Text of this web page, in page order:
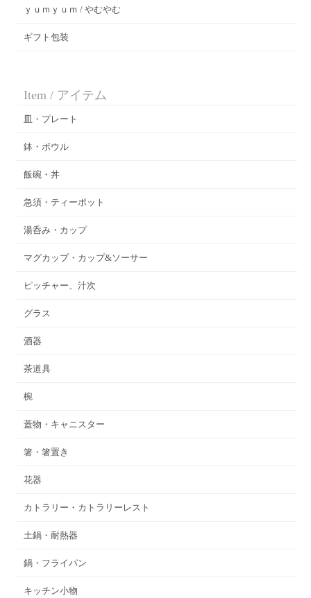
ｙｕｍｙｕｍ / やむやむ
ギフト包装
Item / アイテム
皿・プレート
鉢・ボウル
飯碗・丼
急須・ティーポット
湯呑み・カップ
マグカップ・カップ&ソーサー
ピッチャー、汁次
グラス
酒器
茶道具
椀
蓋物・キャニスター
箸・箸置き
花器
カトラリー・カトラリーレスト
土鍋・耐熱器
鍋・フライパン
キッチン小物